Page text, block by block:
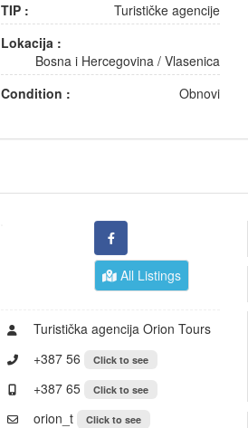
TIP :
Turističke agencije
Lokacija :
Bosna i Hercegovina/ Vlasenica
Condition :
Obnovi
All Listings
Turistička agencija Orion Tours
+387 56
Click to see
+387 65 Click to see
orion_t Click to see